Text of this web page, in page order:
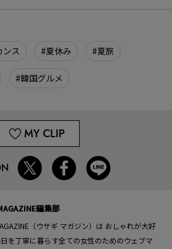
ンス #夏休み #夏旅
#韓国グルメ
MY CLIP
編集部
（ウサギ マガジン）は おしゃれが大好
を丁寧に暮らす全ての女性のためのウェブマ